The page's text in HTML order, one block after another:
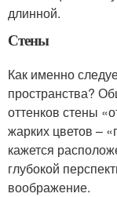
длинной.
Стены
Как именно
пространства?
оттенков стены
жарких цветов –
кажется
глубокой
воображение.